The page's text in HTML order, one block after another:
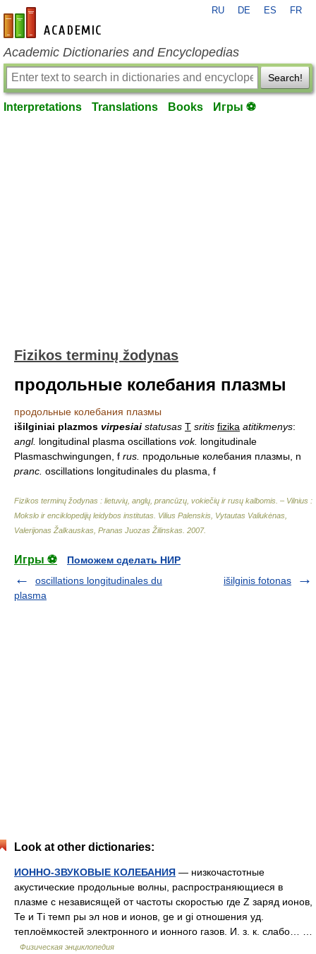
en-academic.com
RU DE ES FR
Academic Dictionaries and Encyclopedias
Search!
Interpretations Translations Books Игры ⚽
Fizikos terminų žodynas
продольные колебания плазмы
продольные колебания плазмы
išilginiai plazmos virpesiai statusas T sritis fizika atitikmenys:
angl. longitudinal plasma oscillations vok. longitudinale
Plasmaschwingungen, f rus. продольные колебания плазмы, n
pranc. oscillations longitudinales du plasma, f
Fizikos terminų žodynas : lietuvių, anglų, prancūzų, vokiečių ir rusų kalbomis. – Vilnius :
Mokslo ir enciklopedijų leidybos institutas Vilius Palenskis, Vytautas Valiukėnas,
Valerijonas Žalkauskas, Pranas Juozas Žilinskas 2007.
Игры ⚽
Поможем сделать НИР
oscillations longitudinales du
plasma
išilginis fotonas
Look at other dictionaries:
ИОННО-ЗВУКОВЫЕ КОЛЕБАНИЯ — низкочастотные
акустические продольные волны, распространяющиеся в
плазме с независящей от частоты скоростью где Z заряд ионов,
Те и Тi темп ры эл нов и ионов, gе и gi отношения уд.
теплоёмкостей электронного и ионного газов. И. з. к. слабо… …
Физическая энциклопедия